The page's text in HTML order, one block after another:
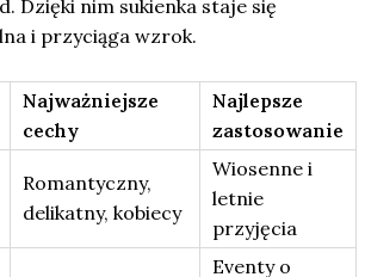
Dzięki nim sukienka staje się
i przyciąga wzrok.
Najważniejsze
cechy
Najlepsze
zastosowanie
Romantyczny,
delikatny, kobiecy
Wiosenne i
letnie
przyjęcia
Eventy o